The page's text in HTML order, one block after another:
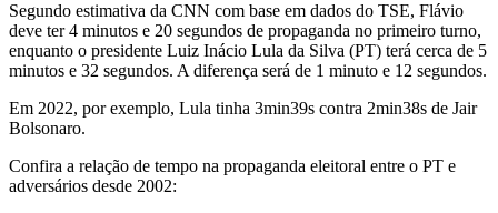
Segundo estimativa da CNN com base em dados do TSE, Flávio
deve ter 4 minutos e 20 segundos de propaganda no primeiro turno,
enquanto o presidente Luiz Inácio Lula da Silva (PT) terá cerca de 5
minutos e 32 segundos. A diferença será de 1 minuto e 12 segundos.
Em 2022, por exemplo, Lula tinha 3min39s contra 2min38s de Jair
Bolsonaro.
Confira a relação de tempo na propaganda eleitoral entre o PT e
adversários desde 2002: